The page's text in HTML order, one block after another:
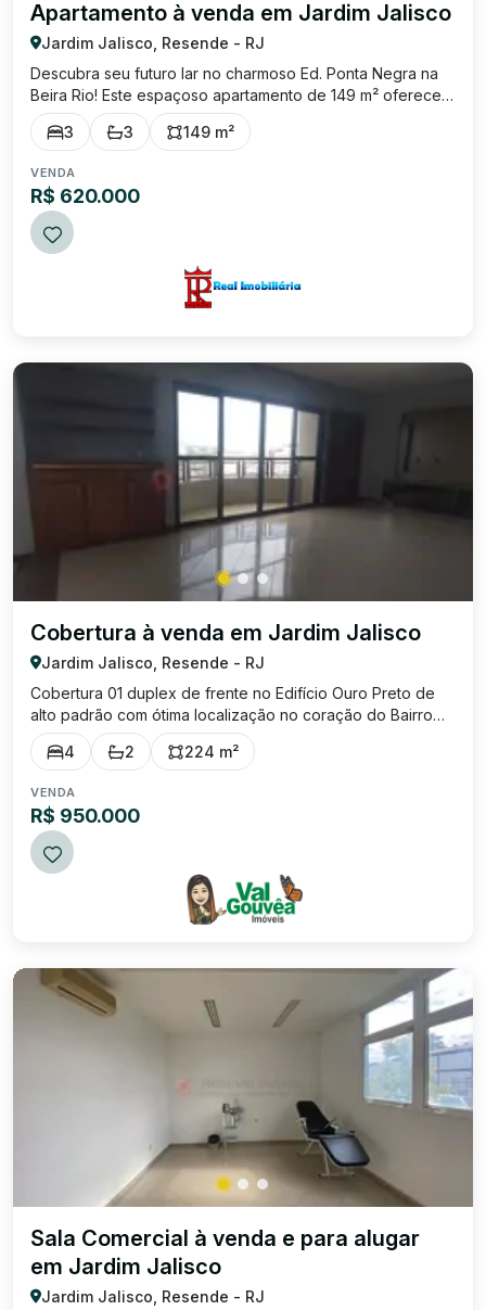
Apartamento à venda em Jardim Jalisco
Jardim Jalisco, Resende - RJ
Descubra seu futuro lar no charmoso Ed. Ponta Negra na
Beira Rio! Este espaçoso apartamento de 149 m² oferece a
combinação perfeita de espaço e conforto. Uma suíte com
closet e sacada espaçosa, com linda vista para a serra e
3 3 149 m²
VENDA
R$ 620.000
Cobertura à venda em Jardim Jalisco
Jardim Jalisco, Resende - RJ
Cobertura 01 duplex de frente no Edifício Ouro Preto de
alto padrão com ótima localização no coração do Bairro
Jalisco. Proximo à colégio, supermercado, shopping,
ponto de ônibus, farmácia, parque, hospital, padaria,
4 2 224 m²
VENDA
R$ 950.000
Sala Comercial à venda e para alugar
em Jardim Jalisco
Jardim Jalisco, Resende - RJ